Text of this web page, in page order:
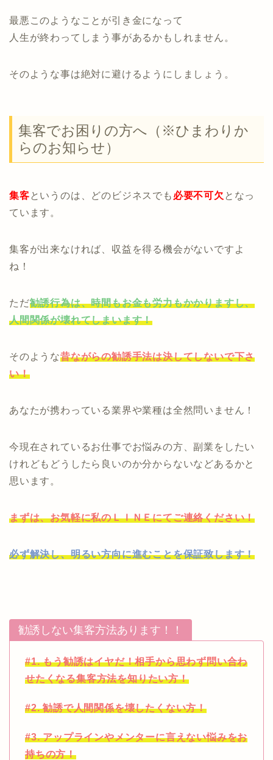
最悪このようなことが引き金になって
人生が終わってしまう事があるかもしれません。
そのような事は絶対に避けるようにしましょう。
集客でお困りの方へ（※ひまわりか
らのお知らせ）
集客というのは、どのビジネスでも 必要不可欠 となっ
ています。
集客が出来なければ、収益を得る機会がないですよ
ね！
ただ勧誘行為は、時間もお金も労力もかかりますし、
人間関係が壊れてしまいます！
そのような昔ながらの勧誘手法は決してしないで下さ
い！
あなたが携わっている業界や業種は全然問いません！
今現在されているお仕事でお悩みの方、副業をしたい
けれどもどうしたら良いのか分からないなどあるかと
思います。
まずは、お気軽に私のＬＩＮＥにてご連絡ください！
必ず解決し、明るい方向に進むことを保証致します！
勧誘しない集客方法あります！！
#1. もう勧誘はイヤだ！相手から思わず問い合わ
せたくなる集客方法を知りたい方！
#2. 勧誘で人間関係を壊したくない方！
#3. アップラインやメンターに言えない悩みをお
持ちの方！